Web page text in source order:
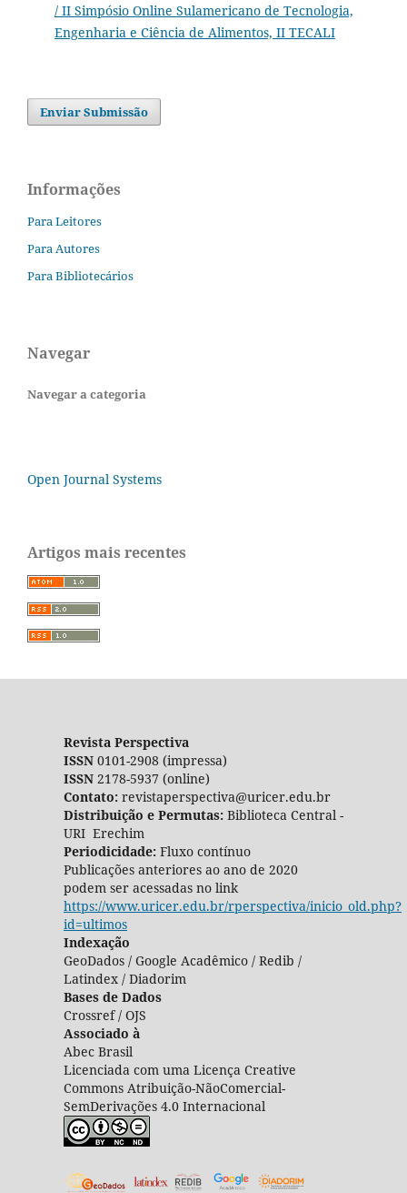
/ II Simpósio Online Sulamericano de Tecnologia,
Engenharia e Ciência de Alimentos, II TECALI
Enviar Submissão
Informações
Para Leitores
Para Autores
Para Bibliotecários
Navegar
Navegar a categoria
Open Journal Systems
Artigos mais recentes
Revista Perspectiva
ISSN0101-2908 (impressa)
ISSN2178-5937 (online)
Contato:revistaperspectiva@uricer.edu.br
Distribuição e Permutas: Biblioteca Central -
URI Erechim
Periodicidade: Fluxo contínuo
Publicações anteriores ao ano de 2020
podem ser acessadas no link
https://www.uricer.edu.br/rperspectiva/inicio_old.php?
id=ultimos
Indexação
GeoDados / Google Acadêmico / Redib /
Latindex / Diadorim
Bases de Dados
Crossref / OJS
Associado à
Abec Brasil
Licenciada com uma Licença Creative
Commons Atribuição-NãoComercial-
SemDerivações 4.0 Internacional